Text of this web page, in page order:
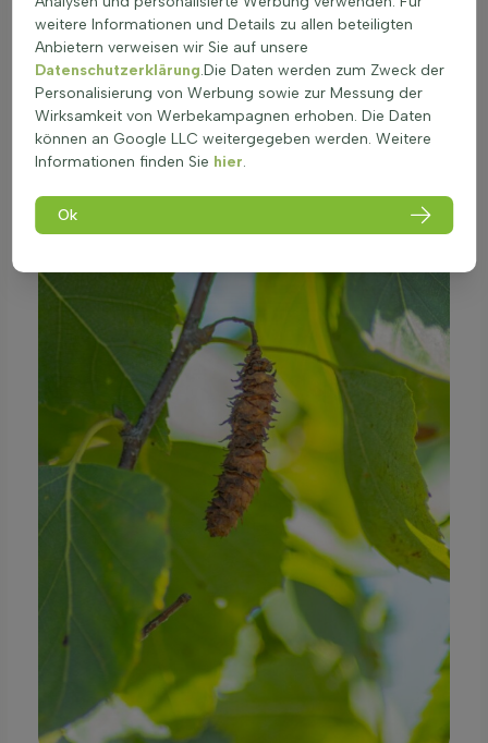
Besonders als Hochstamm bringt die Betula pendula 'Fastigiata'
klare Linien in die Gartenplanung und wirkt in Kombination mit
der SorteSand-Birke (Betula pendula 'Fastigiata')
stimmig.
weitere Informationen und Details zu allen beteiligten
Anbietern verweisen wir Sie auf unsere
Datenschutzerklärung.Die Daten werden zum Zweck der
Personalisierung von Werbung sowie zur Messung der
Wirksamkeit von Werbekampagnen erhoben. Die Daten
können an Google LLC weitergegeben werden. Weitere
Informationen finden Sie hier.
Ok